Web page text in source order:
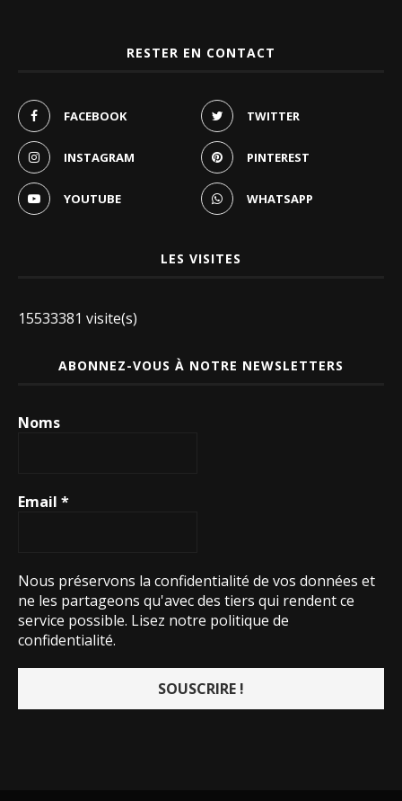
RESTER EN CONTACT
FACEBOOK TWITTER
INSTAGRAM PINTEREST
YOUTUBE WHATSAPP
LES VISITES
15533381 visite(s)
ABONNEZ-VOUS À NOTRE NEWSLETTERS
Noms
Email *
Nous préservons la confidentialité de vos données et
ne les partageons qu'avec des tiers qui rendent ce
service possible. Lisez notre politique de
confidentialité.